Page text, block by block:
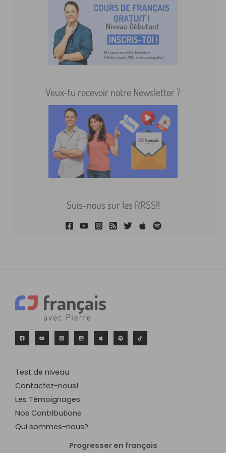
Veux-tu recevoir notre Newsletter ?
Suis-nous sur les RRSS!!
Test de niveau
Contactez-nous!
Les Témoignages
Nos Contributions
Qui sommes-nous?
Progresser en français